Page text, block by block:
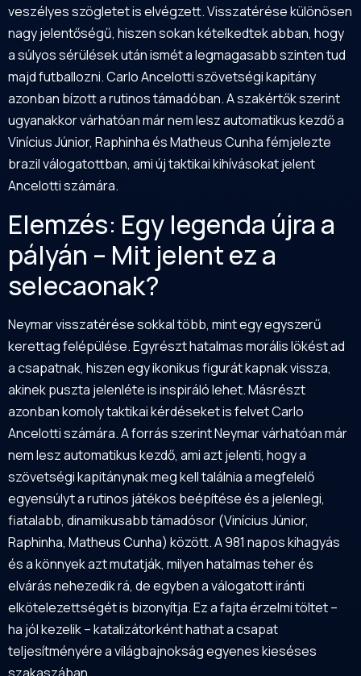
veszélyes szögletet is elvégzett. Visszatérése különösen
nagy jelentőségű, hiszen sokan kételkedtek abban, hogy
a súlyos sérülések után ismét a legmagasabb szinten tud
majd futballozni. Carlo Ancelotti szövetségi kapitány
azonban bízott a rutinos támadóban. A szakértők szerint
ugyanakkor várhatóan már nem lesz automatikus kezdő a
Vinícius Júnior, Raphinha és Matheus Cunha fémjelezte
brazil válogatottban, ami új taktikai kihívásokat jelent
Ancelotti számára.
Elemzés: Egy legenda újra a
pályán – Mit jelent ez a
selecaonak?
Neymar visszatérése sokkal több, mint egy egyszerű
kerettag felépülése. Egyrészt hatalmas morális lökést ad
a csapatnak, hiszen egy ikonikus figurát kapnak vissza,
akinek puszta jelenléte is inspiráló lehet. Másrészt
azonban komoly taktikai kérdéseket is felvet Carlo
Ancelotti számára. A forrás szerint Neymar várhatóan már
nem lesz automatikus kezdő, ami azt jelenti, hogy a
szövetségi kapitánynak meg kell találnia a megfelelő
egyensúlyt a rutinos játékos beépítése és a jelenlegi,
fiatalabb, dinamikusabb támadósor (Vinícius Júnior,
Raphinha, Matheus Cunha) között. A 981 napos kihagyás
és a könnyek azt mutatják, milyen hatalmas teher és
elvárás nehezedik rá, de egyben a válogatott iránti
elkötelezettségét is bizonyítja. Ez a fajta érzelmi töltet –
ha jól kezelik – katalizátorként hathat a csapat
teljesítményére a világbajnokság egyenes kieséses